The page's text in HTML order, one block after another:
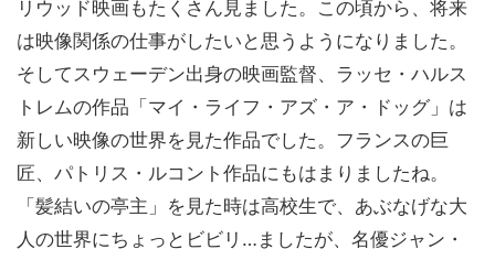
リウッド映画もたくさん見ました。この頃から、将来
は映像関係の仕事がしたいと思うようになりました。
そしてスウェーデン出身の映画監督、ラッセ・ハルス
トレムの作品「マイ・ライフ・アズ・ア・ドッグ」は
新しい映像の世界を見た作品でした。フランスの巨
匠、パトリス・ルコント作品にもはまりましたね。
「髪結いの亭主」を見た時は高校生で、あぶなげな大
人の世界にちょっとビビリ…ましたが、名優ジャン・